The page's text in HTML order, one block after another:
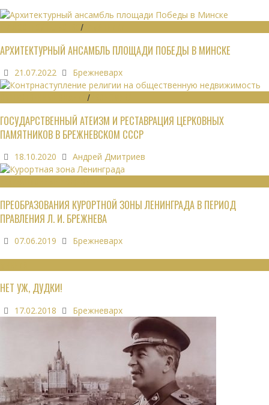
/
АРХИТЕКТУРНЫЙ АНСАМБЛЬ ПЛОЩАДИ ПОБЕДЫ В МИНСКЕ
21.07.2022 Брежневарх
/
ГОСУДАРСТВЕННЫЙ АТЕИЗМ И РЕСТАВРАЦИЯ ЦЕРКОВНЫХ
ПАМЯТНИКОВ В БРЕЖНЕВСКОМ СССР
18.10.2020 Андрей Дмитриев
ПРЕОБРАЗОВАНИЯ КУРОРТНОЙ ЗОНЫ ЛЕНИНГРАДА В ПЕРИОД
ПРАВЛЕНИЯ Л. И. БРЕЖНЕВА
07.06.2019 Брежневарх
НЕТ УЖ, ДУДКИ!
17.02.2018 Брежневарх